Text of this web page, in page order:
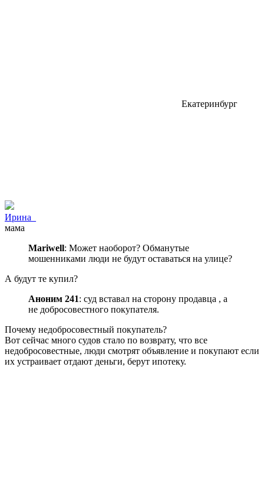
Екатеринбург
Ирина_
мама
Mariwell: Может наоборот? Обманутые
мошенниками люди не будут оставаться на улице?
А будут те купил?
Аноним 241: суд вставал на сторону продавца , а
не добросовестного покупателя.
Почему недобросовестный покупатель?
Вот сейчас много судов стало по возврату, что все
недобросовестные, люди смотрят объявление и покупают если
их устраивает отдают деньги, берут ипотеку.